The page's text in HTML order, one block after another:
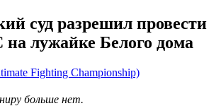
суд разрешил провести
на лужайке Белого дома
Fighting Championship)
больше нет.